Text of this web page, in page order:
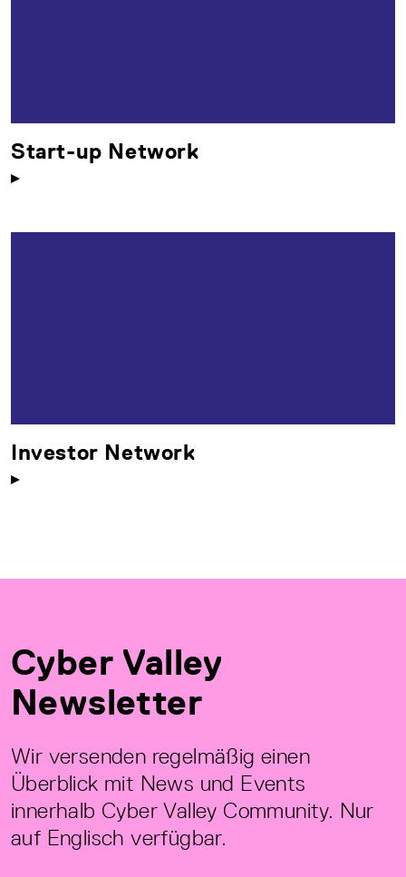
Start-up Network
Investor Network
Cyber Valley
Newsletter
Wir versenden regelmäßig einen
Überblick mit News und Events
innerhalb Cyber Valley Community. Nur
auf Englisch verfügbar.